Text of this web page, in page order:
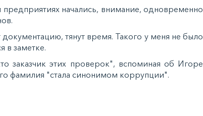
предприятиях начались, внимание, одновременно
тянут время. Такого у меня не было
в заметке.
заказчик этих проверок", вспоминая об Игоре
фамилия "стала синонимом коррупции".